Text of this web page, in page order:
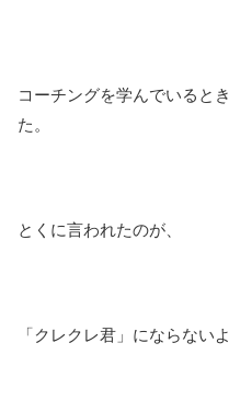
コーチングを学んでいると
た。
とくに言われたのが、
「クレクレ君」にならない